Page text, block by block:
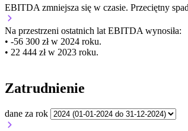
EBITDA zmniejsza się w czasie. Przeciętny
Na przestrzeni ostatnich lat EBITDA wynosiła:
• -56 300 zł w 2024 roku.
• 22 444 zł w 2023 roku.
Zatrudnienie
dane za rok